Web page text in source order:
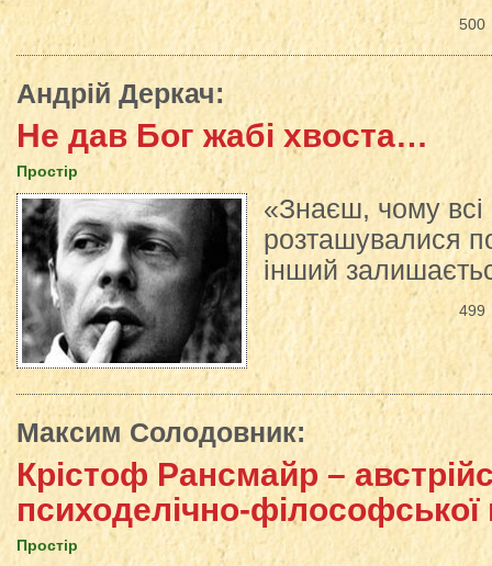
500
Андрій Деркач:
Не дав Бог жабі хвоста…
Простір
«Знаєш, чому всі
розташувалися
інший
499
Максим Солодовник:
Крістоф Рансмайр –
психоделічно-філософської
Простір